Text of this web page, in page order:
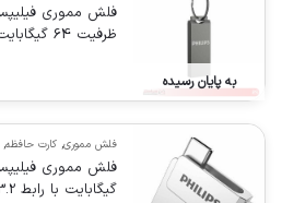
به پایان رسیده
ظرفیت 64 گیگابایت
فلش مموری, کارت حافظه,
گیگابایت با رابط USB 3.2